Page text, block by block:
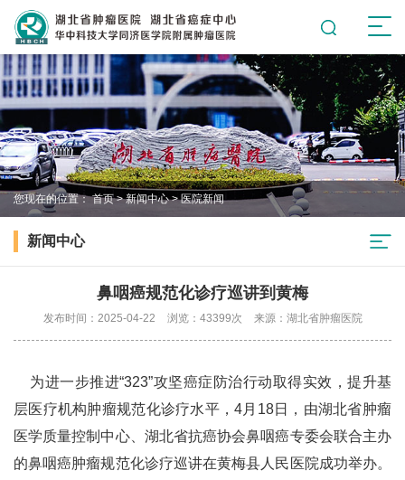
您现在的位置： 首页>新闻中心>医院新闻
新闻中心
鼻咽癌规范化诊疗巡讲到黄梅
发布时间：2025-04-22 浏览：43399次 来源：湖北省肿瘤医院
为进一步推进“323”攻坚癌症防治行动取得实效，提升基
层医疗机构肿瘤规范化诊疗水平，4月18日，由湖北省肿瘤
医学质量控制中心、湖北省抗癌协会鼻咽癌专委会联合主办
的鼻咽癌肿瘤规范化诊疗巡讲在黄梅县人民医院成功举办。